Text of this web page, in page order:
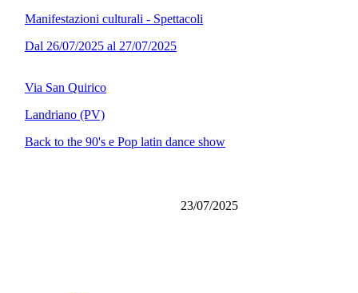
Manifestazioni culturali - Spettacoli
Dal 26/07/2025 al 27/07/2025
Via San Quirico
Landriano (PV)
Back to the 90's e Pop latin dance show
23/07/2025